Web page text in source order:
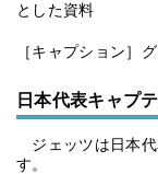
とした資料
［キャプション］
日本代表キャプ
ジェッツは日本代
す。